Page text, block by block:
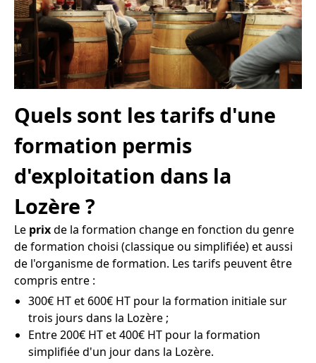
Quels sont les tarifs d'une
formation permis
d'exploitation dans la
Lozère ?
Le prixde la formation change en fonction du genre
de formation choisi (classique ou simplifiée) et aussi
de l'organisme de formation. Les tarifs peuvent être
compris entre :
300€ HT et 600€ HT pour la formation initiale sur
trois jours dans la Lozère ;
Entre 200€ HT et 400€ HT pour la formation
simplifiée d'un jour dans la Lozère.